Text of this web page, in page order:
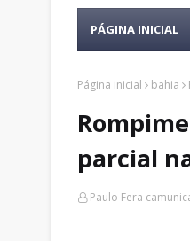
PÁGINA INICIAL
Página inicial bahia
parcial
Paulo Fera